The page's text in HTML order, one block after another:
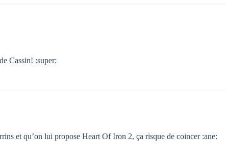
Cassin! :super:
et qu’on lui propose Heart Of Iron 2, ça risque de coincer :ane: